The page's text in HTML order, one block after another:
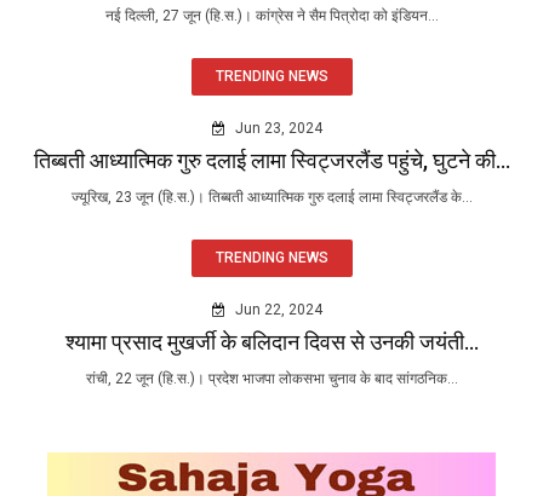
नई दिल्ली, 27 जून (हि.स.)। कांग्रेस ने सैम पित्रोदा को इंडियन...
TRENDING NEWS
Jun 23, 2024
तिब्बती आध्यात्मिक गुरु दलाई लामा स्विट्जरलैंड पहुंचे, घुटने की...
ज्यूरिख, 23 जून (हि.स.)। तिब्बती आध्यात्मिक गुरु दलाई लामा स्विट्जरलैंड के...
TRENDING NEWS
Jun 22, 2024
श्यामा प्रसाद मुखर्जी के बलिदान दिवस से उनकी जयंती...
रांची, 22 जून (हि.स.)। प्रदेश भाजपा लोकसभा चुनाव के बाद सांगठनिक...